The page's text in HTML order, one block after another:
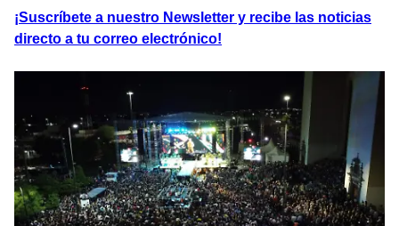
¡Suscríbete a nuestro Newsletter y recibe las noticias
directo a tu correo electrónico!